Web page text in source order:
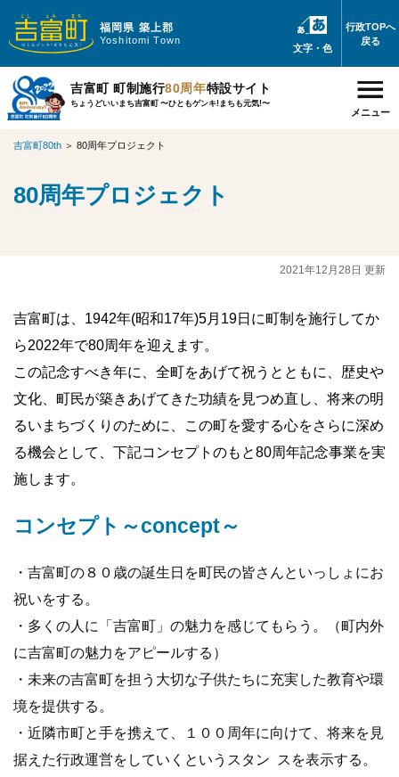
福岡県 築上郡
Yoshitomi Town
文字・色
行政TOPへ
戻る
吉富町 町制施行80周年特設サイト
ちょうどいいまち吉富町 〜ひともゲンキ!まちも元気!〜
メニュー
吉富町80th ＞ 80周年プロジェクト
80周年プロジェクト
2021年12月28日 更新
吉富町は、1942年(昭和17年)5月19日に町制を施行してか
ら2022年で80周年を迎えます。
この記念すべき年に、全町をあげて祝うとともに、歴史や
文化、町民が築きあげてきた功績を見つめ直し、将来の明
るいまちづくりのために、この町を愛する心をさらに深め
る機会として、下記コンセプトのもと80周年記念事業を実
施します。
コンセプト～concept～
・吉富町の８０歳の誕生日を町民の皆さんといっしょにお
祝いをする。
・多くの人に「吉富町」の魅力を感じてもらう。（町内外
に吉富町の魅力をアピールする）
・未来の吉富町を担う大切な子供たちに充実した教育や環
境を提供する。
・近隣市町と手を携えて、１００周年に向けて、将来を見
据えた行政運営をしていくというスタン スを表示する。